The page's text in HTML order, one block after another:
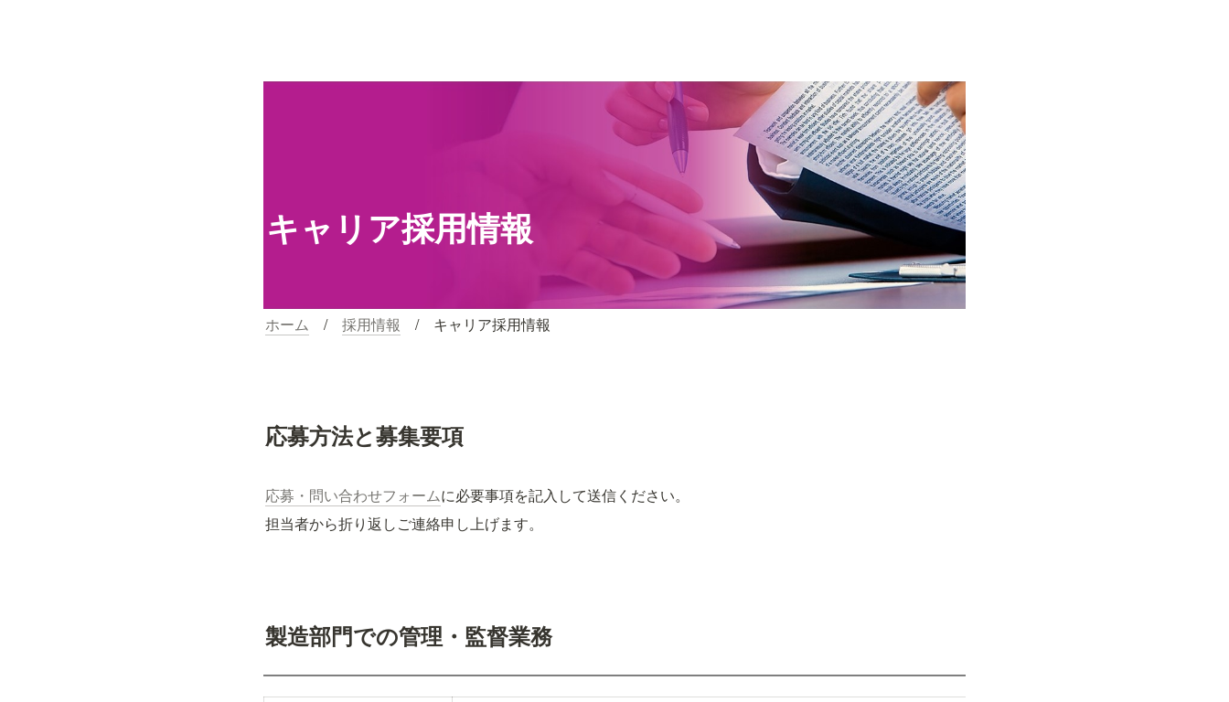
ホーム / 採用情報 /　キャリア採用情報
応募方法と募集要項
応募・問い合わせフォームに必要事項を記入して送信ください。
担当者から折り返しご連絡申し上げます。
製造部門での管理・監督業務